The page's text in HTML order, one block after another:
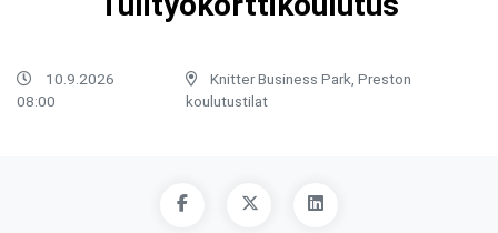
10.9.2026
08:00
Knitter Business Park, Preston
koulutustilat